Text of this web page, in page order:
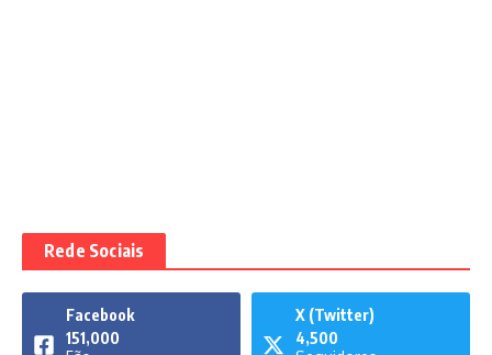
Rede Sociais
Facebook
151,000
X (Twitter)
4,500